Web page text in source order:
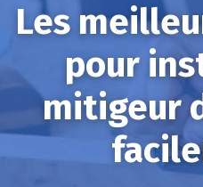
Les
pour
mitigeur